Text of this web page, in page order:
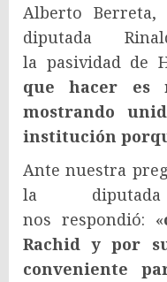
Alberto
diputada
la pasividad de
que hacer es
mostrando
institución
Ante nuestra
la
nos respondió: «
Rachid y por
conveniente